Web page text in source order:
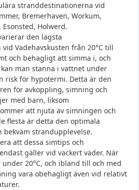
stranddestinationerna vid
Bremerhaven, Workum,
Holwerd.
den lägsta
Vadehavskusten från 20°C till
och behagligt att simma i, och
man stanna i vattnet under
risk för hypotermi. Detta är den
för avkoppling, simning och
med barn, liksom
att njuta av simningen och
flesta är detta den optimala
strandupplevelse.
att dessa simtips och
gäller vid vackert väder. När
20°C, och ibland till och med
vara obehagligt även vid relativt